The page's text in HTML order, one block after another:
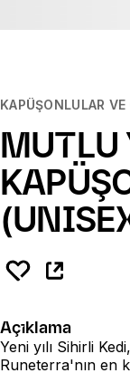
KAPÜŞONLULAR VE
MUTLU
Açıklama
Yeni yılı Sihirli
Runeterra'nın en